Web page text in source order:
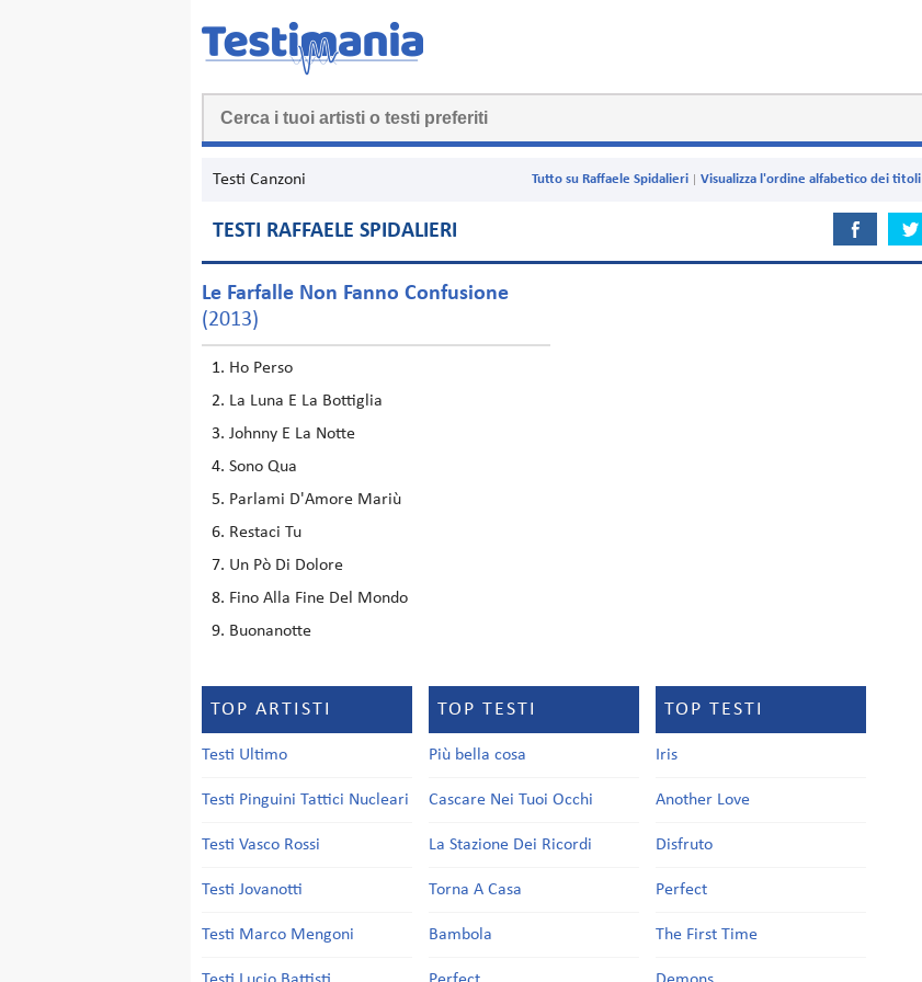
Testi Canzoni Visualizza l'ordine alfabetico dei titoli
Tutto su Raffaele Spidalieri
TESTI RAFFAELE SPIDALIERI
Le Farfalle Non Fanno Confusione
(2013)
Ho Perso
La Luna E La Bottiglia
Johnny E La Notte
Sono Qua
Parlami D'Amore Mariù
Restaci Tu
Un Pò Di Dolore
Fino Alla Fine Del Mondo
Buonanotte
TOP ARTISTI
Testi Ultimo
Testi Pinguini Tattici Nucleari
Testi Vasco Rossi
Testi Jovanotti
Testi Marco Mengoni
TOP TESTI
Più bella cosa
Cascare Nei Tuoi Occhi
La Stazione Dei Ricordi
Torna A Casa
Bambola
TOP TESTI
Iris
Another Love
Disfruto
Perfect
The First Time